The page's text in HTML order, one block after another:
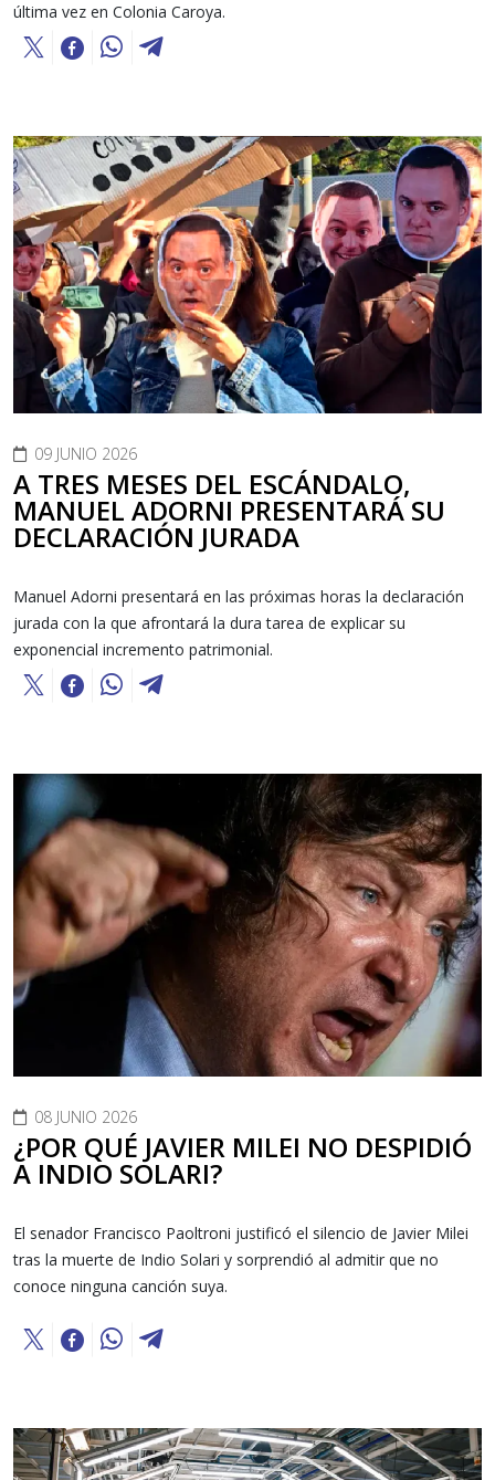
última vez en Colonia Caroya.
09 JUNIO 2026
A TRES MESES DEL ESCÁNDALO,
MANUEL ADORNI PRESENTARÁ SU
DECLARACIÓN JURADA
Manuel Adorni presentará en las próximas horas la declaración
jurada con la que afrontará la dura tarea de explicar su
exponencial incremento patrimonial.
08 JUNIO 2026
¿POR QUÉ JAVIER MILEI NO DESPIDIÓ
A INDIO SOLARI?
El senador Francisco Paoltroni justificó el silencio de Javier Milei
tras la muerte de Indio Solari y sorprendió al admitir que no
conoce ninguna canción suya.